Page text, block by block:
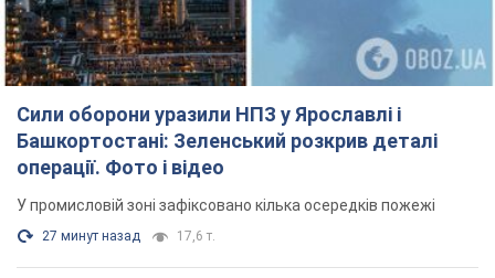
Сили оборони уразили НПЗ у Ярославлі і
Башкортостані: Зеленський розкрив деталі
операції. Фото і відео
У промисловій зоні зафіксовано кілька осередків пожежі
27 минут назад 17,6 т.